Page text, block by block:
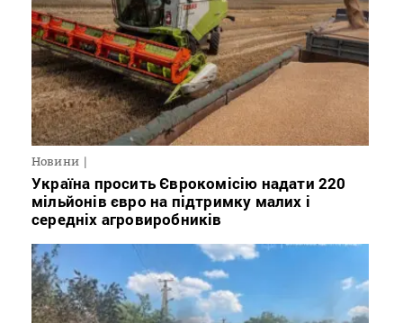
Новини
Україна просить Єврокомісію надати 220
мільйонів євро на підтримку малих і
середніх агровиробників